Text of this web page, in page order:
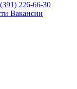
226-66-30
Вакансии